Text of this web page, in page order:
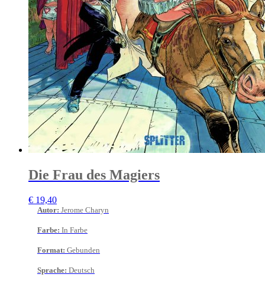
Die Frau des Magiers
€ 19,40
Autor: Jerome Charyn
Farbe: In Farbe
Format: Gebunden
Sprache: Deutsch